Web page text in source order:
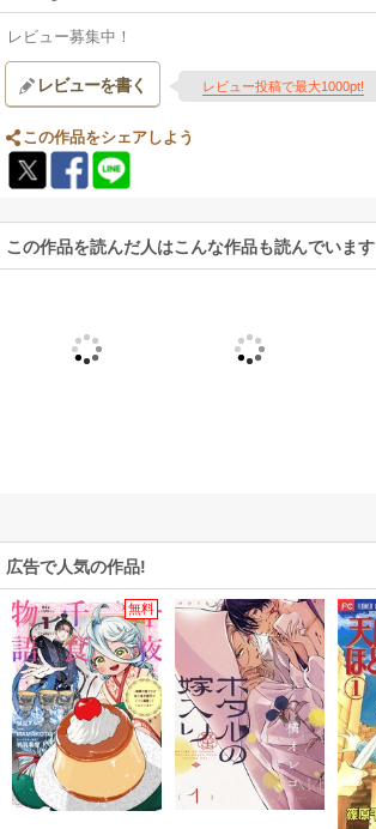
レビュー募集中！
レビューを書く レビュー投稿で最大1000pt!
この作品をシェアしよう
この作品を読んだ人はこんな作品も読んでいます
広告で人気の作品!
無料